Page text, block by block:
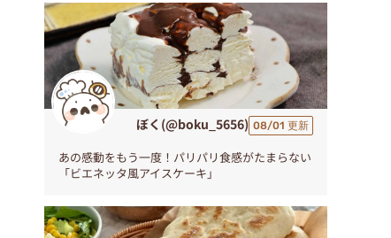
ぼく(@boku_5656) 08/01 更新
あの感動をもう一度！パリパリ食感がたまらない
「ビエネッタ風アイスケーキ」